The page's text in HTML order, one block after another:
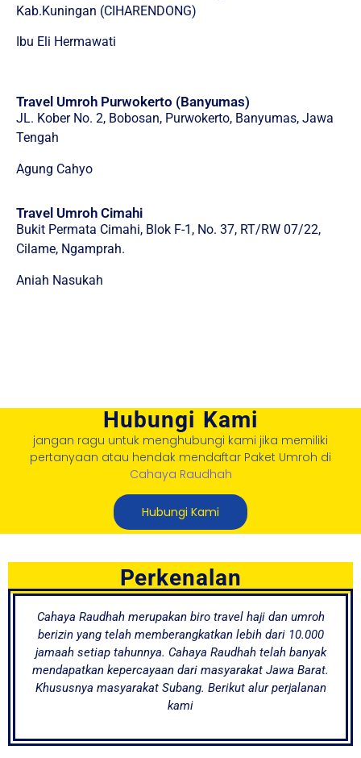
Kab.Kuningan (CIHARENDONG)
Ibu Eli Hermawati
Travel Umroh Purwokerto (Banyumas)
JL. Kober No. 2, Bobosan, Purwokerto, Banyumas, Jawa
Tengah
Agung Cahyo
Travel Umroh Cimahi
Bukit Permata Cimahi, Blok F-1, No. 37, RT/RW 07/22,
Cilame, Ngamprah.
Aniah Nasukah
Hubungi Kami
jangan ragu untuk menghubungi kami jika memiliki
pertanyaan atau hendak mendaftar Paket Umroh di
Cahaya Raudhah
Hubungi Kami
Perkenalan
Cahaya Raudhah merupakan biro travel haji dan umroh
berizin yang telah memberangkatkan lebih dari 10.000
jamaah setiap tahunnya. Cahaya Raudhah telah banyak
mendapatkan kepercayaan dari masyarakat Jawa Barat.
Khususnya masyarakat Subang. Berikut alur perjalanan
kami